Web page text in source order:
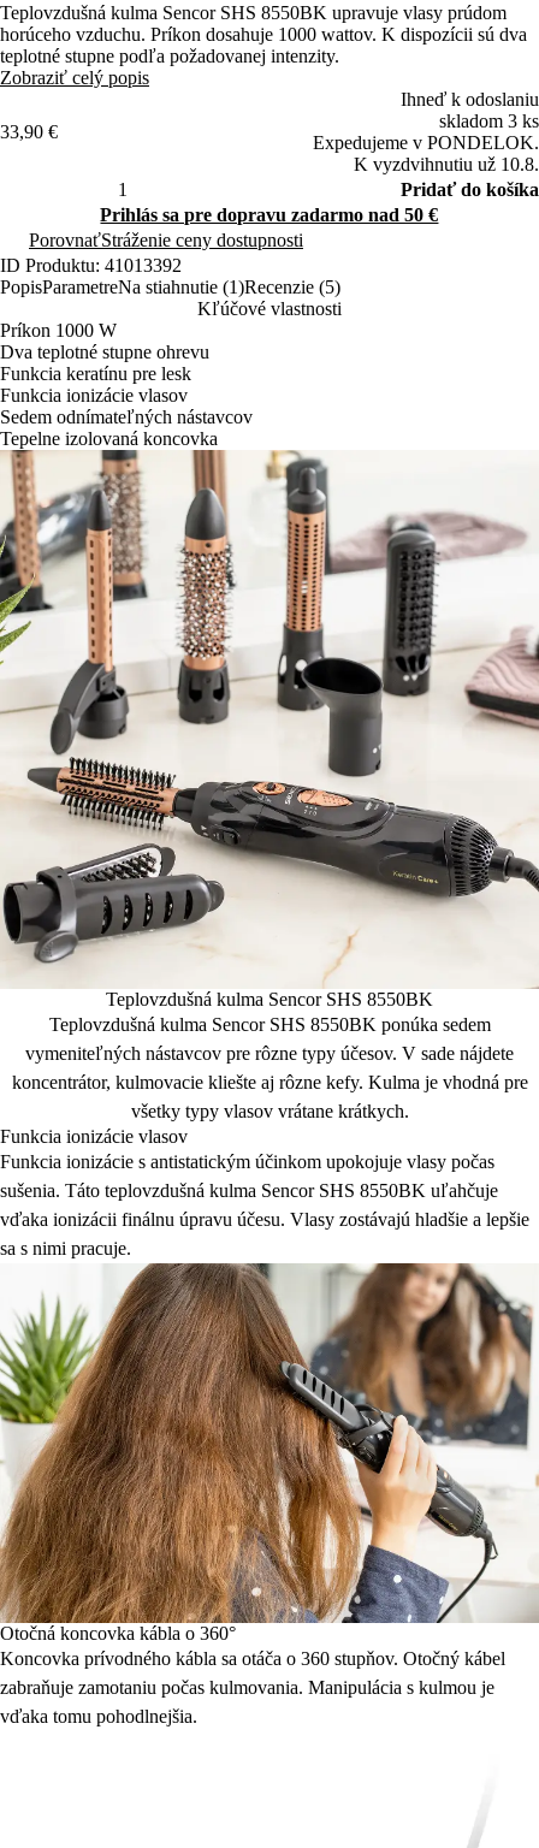
Teplovzdušná kulma Sencor SHS 8550BK upravuje vlasy prúdom
horúceho vzduchu. Príkon dosahuje 1000 wattov. K dispozícii sú dva
teplotné stupne podľa požadovanej intenzity.
Zobraziť celý popis
33,90 €
Ihneď k odoslaniu
skladom 3 ks
Expedujeme v PONDELOK.
K vyzdvihnutiu už 10.8.
Pridať do košíka
Prihlás sa pre dopravu zadarmo nad 50 €
PorovnaťStráženie ceny dostupnosti
ID Produktu: 41013392
PopisParametreNa stiahnutie (1)Recenzie (5)
Kľúčové vlastnosti
Príkon 1000 W
Dva teplotné stupne ohrevu
Funkcia keratínu pre lesk
Funkcia ionizácie vlasov
Sedem odnímateľných nástavcov
Tepelne izolovaná koncovka
Teplovzdušná kulma Sencor SHS 8550BK
Teplovzdušná kulma Sencor SHS 8550BK ponúka sedem
vymeniteľných nástavcov pre rôzne typy účesov. V sade nájdete
koncentrátor, kulmovacie kliešte aj rôzne kefy. Kulma je vhodná pre
všetky typy vlasov vrátane krátkych.
Funkcia ionizácie vlasov
Funkcia ionizácie s antistatickým účinkom upokojuje vlasy počas
sušenia. Táto teplovzdušná kulma Sencor SHS 8550BK uľahčuje
vďaka ionizácii finálnu úpravu účesu. Vlasy zostávajú hladšie a lepšie
sa s nimi pracuje.
Otočná koncovka kábla o 360°
Koncovka prívodného kábla sa otáča o 360 stupňov. Otočný kábel
zabraňuje zamotaniu počas kulmovania. Manipulácia s kulmou je
vďaka tomu pohodlnejšia.